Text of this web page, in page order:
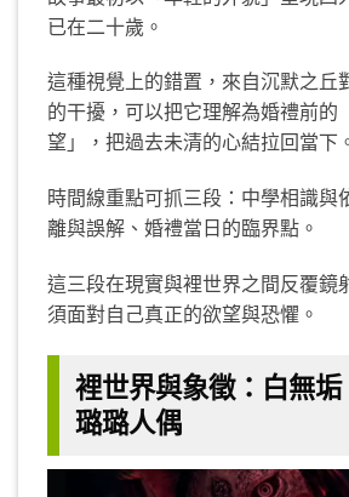
已在二十歲。
這種視覺上的錯置，來自沉默之丘
的干擾，可以把它理解為婚禮前的
望」，把過去未清的心結拉回當下
時間線重點可抓三段：中學相識與
離與誤解、婚禮當日的臨界點。
這三段在現實與裡世界之間反覆鏡
須面對自己真正的欲望與恐懼。
裡世界與象徵：白無
璐璐人偶